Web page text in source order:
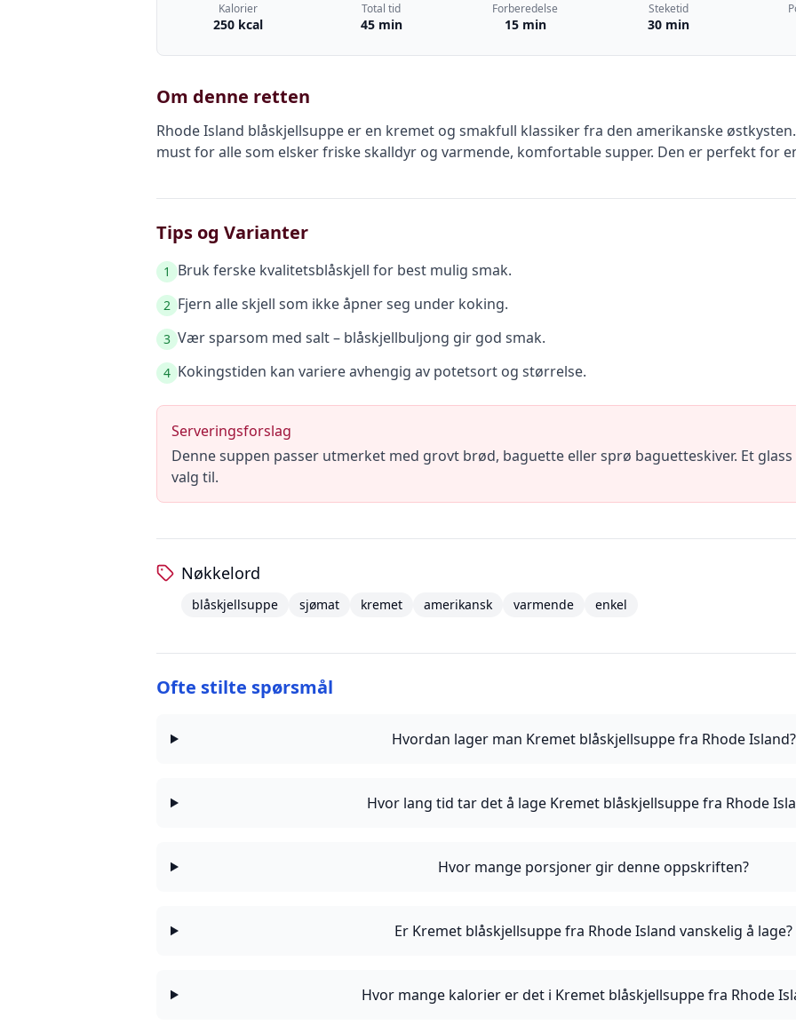
Kalorier
250 kcal
Total tid
45 min
Forberedelse
15 min
Steketid
30 min
Om denne retten
Rhode Island blåskjellsuppe er en kremet og smakfull klassiker fra den amerikanske
must for alle som elsker friske skalldyr og varmende, komfortable supper. Den er perfekt for
Tips og Varianter
1 Bruk ferske kvalitetsblåskjell for best mulig smak.
2 Fjern alle skjell som ikke åpner seg under koking.
3 Vær sparsom med salt – blåskjellbuljong gir god smak.
4 Kokingstiden kan variere avhengig av potetsort og størrelse.
Serveringsforslag
Denne suppen passer utmerket med grovt brød, baguette eller sprø baguetteskiver. Et
valg til.
Nøkkelord
blåskjellsuppe sjømat kremet amerikansk varmende enkel
Ofte stilte spørsmål
Hvordan lager man Kremet blåskjellsuppe fra Rhode Island?
Hvor lang tid tar det å lage Kremet blåskjellsuppe fra Rhode
Hvor mange porsjoner gir denne oppskriften?
Er Kremet blåskjellsuppe fra Rhode Island vanskelig å lage?
Hvor mange kalorier er det i Kremet blåskjellsuppe fra Rhode